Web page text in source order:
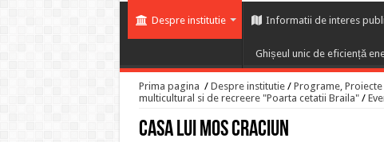
Despre institutie Informatii de interes
Ghișeul unic de eficiență
Prima pagina / Despre institutie / Programe,
multicultural si de recreere "Poarta cetatii Braila" /
Casa lui Mos Craciun